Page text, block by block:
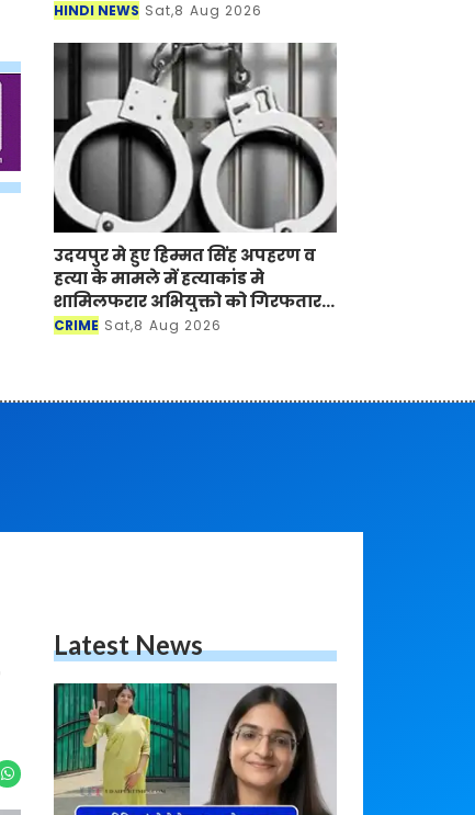
HINDI NEWS Sat,8 Aug 2026
उदयपुर मे हुए हिम्मत सिंह अपहरण व
हत्या के मामले में हत्याकांड मे
शामिलफरार अभियुक्तो को गिरफतार
किया है
CRIME Sat,8 Aug 2026
Latest News